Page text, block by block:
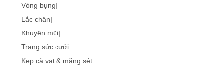
Vòng bụng|
Lắc chân|
Khuyên mũi|
Trang sức cưới
Kẹp cà vạt & măng sét